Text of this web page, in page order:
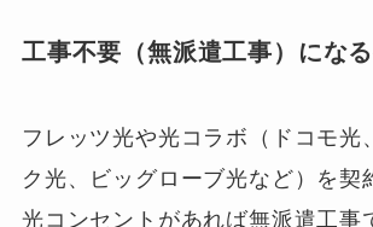
工事不要（無派遣工事）にな
フレッツ光や光コラボ（ドコモ光
ク光、ビッグローブ光など）を契
光コンセントがあれば無派遣工事